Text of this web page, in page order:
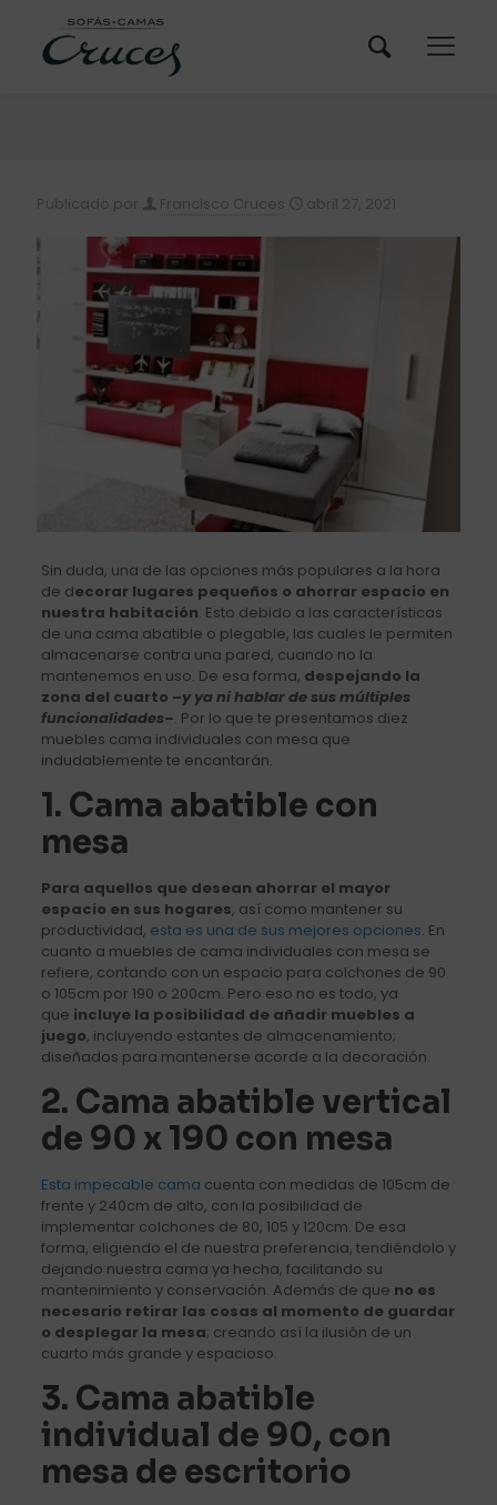
Publicado por Francisco Cruces abril 27, 2021
Sin duda, una de las opciones más populares a la hora
de decorar lugares pequeños o ahorrar espacio en
nuestra habitación. Esto debido a las características
de una cama abatible o plegable, las cuales le permiten
almacenarse contra una pared, cuando no la
mantenemos en uso. De esa forma, despejando la
zona del cuarto –y ya ni hablar de sus múltiples
funcionalidades–. Por lo que te presentamos diez
muebles cama individuales con mesa que
indudablemente te encantarán.
1. Cama abatible con
mesa
Para aquellos que desean ahorrar el mayor
espacio en sus hogares, así como mantener su
productividad, esta es una de sus mejores opciones. En
cuanto a muebles de cama individuales con mesa se
refiere, contando con un espacio para colchones de 90
o 105cm por 190 o 200cm. Pero eso no es todo, ya
que incluye la posibilidad de añadir muebles a
juego, incluyendo estantes de almacenamiento;
diseñados para mantenerse acorde a la decoración.
2. Cama abatible vertical
de 90 x 190 con mesa
Esta impecable cama cuenta con medidas de 105cm de
frente y 240cm de alto, con la posibilidad de
implementar colchones de 80, 105 y 120cm. De esa
forma, eligiendo el de nuestra preferencia, tendiéndolo y
dejando nuestra cama ya hecha, facilitando su
mantenimiento y conservación. Además de que no es
necesario retirar las cosas al momento de guardar
o desplegar la mesa; creando así la ilusión de un
cuarto más grande y espacioso.
3. Cama abatible
individual de 90, con
mesa de escritorio